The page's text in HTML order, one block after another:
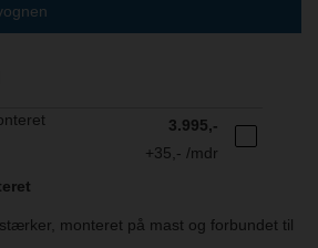
3.995,-
+35,- /mdr
monteret på mast og forbundet til